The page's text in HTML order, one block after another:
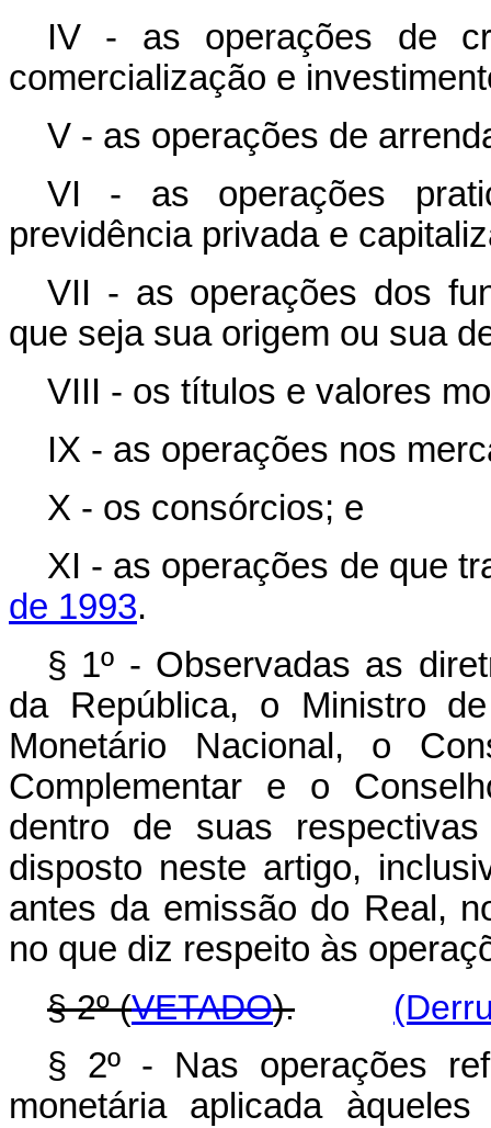
IV - as operações de
comercialização e
V - as operações de
VI - as operações
previdência privada e
VII - as operações dos
que seja sua origem ou sua
VIII - os títulos e valores
IX - as operações nos
X - os consórcios; e
XI - as operações de que
de 1993.
§ 1º - Observadas as
da República, o Ministro
Monetário Nacional, o
Complementar e o
dentro de suas
disposto neste artigo,
antes da emissão do Real,
no que diz respeito às
§ 2º (VETADO).
§ 2º - Nas operações
monetária aplicada